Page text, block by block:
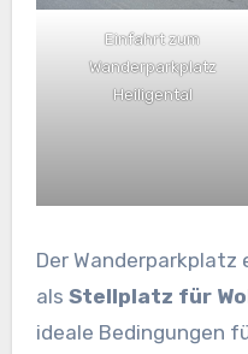
Einfahrt zum
Wanderparkplatz
Heiligental
Der Wanderparkplatz
als Stellplatz für
ideale Bedingungen